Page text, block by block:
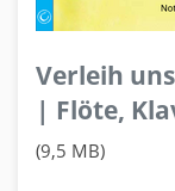
Verleih
| Flöte,
(9,5 MB)